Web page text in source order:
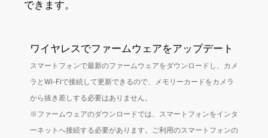
スピーカー
Support TPMS
防水性能 IP67
スーパーキャパシ
ター
できます。
ワイヤレスでファームウェアをアップデート
スマートフォンで最新のファームウェアをダウンロードし、カメ
ラとWi-Fiで接続して更新できるので、メモリーカードをカメラ
から抜き差しする必要はありません。
※ファームウェアのダウンロードでは、スマートフォンをインタ
ーネットへ接続する必要があります。ご利用のスマートフォンの